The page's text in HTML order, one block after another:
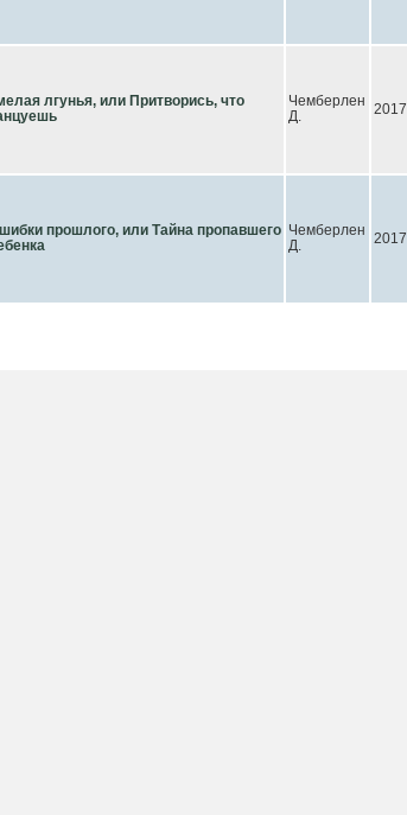
лгунья, или Притворись, что
Чемберлен
Д.
2017
прошлого, или Тайна пропавшего Чемберлен
Д.
2017